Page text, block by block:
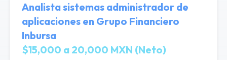
Analista sistemas administrador de
aplicaciones en Grupo Financiero
Inbursa
$15,000 a 20,000 MXN (Neto)